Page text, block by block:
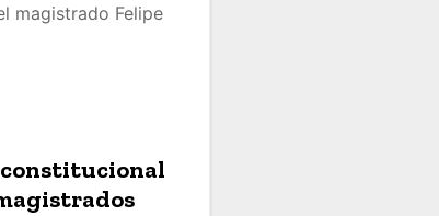
magistrado Felipe